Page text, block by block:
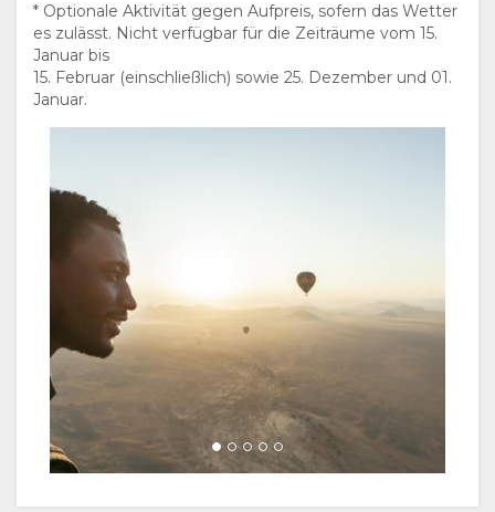
* Optionale Aktivität gegen Aufpreis, sofern das Wetter
es zulässt. Nicht verfügbar für die Zeiträume vom 15.
Januar bis
15. Februar (einschließlich) sowie 25. Dezember und 01.
Januar.